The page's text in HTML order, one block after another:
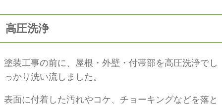
高圧洗浄
塗装工事の前に、屋根・外壁・付帯部を高圧洗浄でし
っかり洗い流しました。
表面に付着した汚れやコケ、チョーキングなどを落と